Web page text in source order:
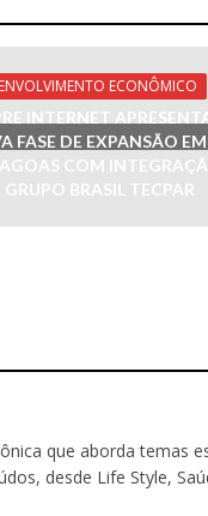
ECONÔMICO
INTERNET
FASE DE EXPANSÃO EM
COM
GRUPO BRASIL TECPAR
que aborda temas
desde Life Style,